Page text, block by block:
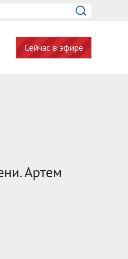
Сейчас в эфире
Артем